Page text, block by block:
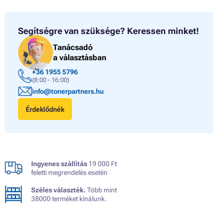
Segítségre van szüksége? Keressen minket!
Tanácsadó
a választásban
+36 1955 5796
(8:00 - 16:00)
info@tonerpartners.hu
Érdeklődnék
Ingyenes szállítás 19 000 Ft
feletti megrendelés esetén
Széles választék.Több mint
38000 terméket kínálunk.